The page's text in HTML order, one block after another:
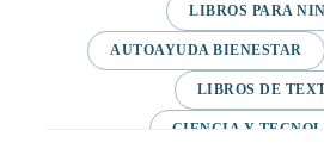
LIBROS PARA
AUTOAYUDA BIENESTAR
LIBROS DE
CIENCIA Y